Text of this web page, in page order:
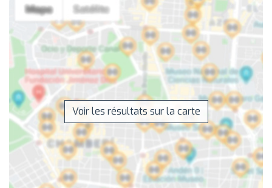
Voir les résultats sur la carte